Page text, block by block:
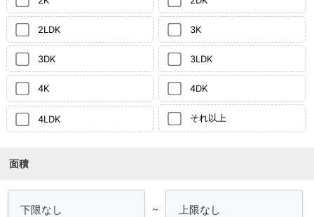
2LDK 3K
3DK 3LDK
4K 4DK
4LDK それ以上
面積
～